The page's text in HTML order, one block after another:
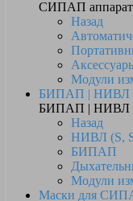
СИПАП
Назад
Модули
БИПАП | НИВЛ
БИПАП | НИВЛ
Назад
НИВЛ (S,
БИПАП
Модули
Маски для